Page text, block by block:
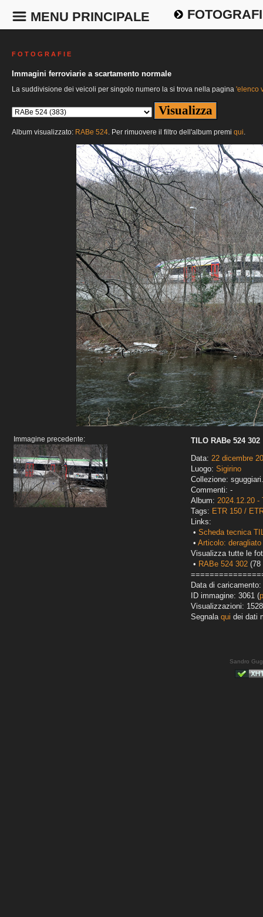
MENU PRINCIPALE
F O T O G R A F I E
Immagini ferroviarie a scartamento normale
La suddivisione dei veicoli per singolo numero la si trova nella pagina 'elenco
Album visualizzato: RABe 524. Per rimuovere il filtro dell'album premi qui.
Immagine precedente:
TILO RABe 524 302
Data: 22 dicembre
Luogo: Sigirino
Collezione:
Commenti: -
Album: 2024.12.20 -
Tags: ETR 150 /
Links:
• Scheda tecnica
• Articolo:
Visualizza tutte le
• RABe 524 302 (78
Data di
ID immagine: 3061 (
Visualizzazioni: 1528
Segnala qui dei dati
Sandro